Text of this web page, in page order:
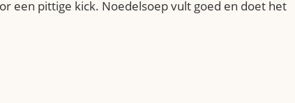
een pittige kick. Noedelsoep vult goed en doet het